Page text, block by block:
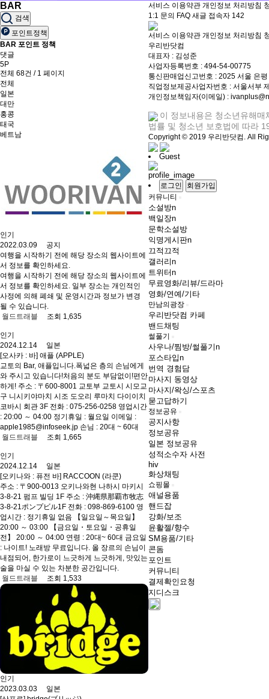
BAR
검색
포인트정책
BAR 포인트 정책
댓글
5P
전체 68건 / 1 페이지
전체
일본
대만
홍콩
태국
베트남
인기
2022.03.09 공지
여행을 시작하기 전에 해당 장소의 웹사이트에
서 정보를 확인하세요.
여행을 시작하기 전에 해당 장소의 웹사이트에
서 정보를 확인하세요. 일부 장소는 개인적인
사정에 의해 폐쇄 및 운영시간과 정보가 변경
될 수 있습니다.
월드트래블
조회 1,635
인기
2024.12.14 일본
[오사카 : 바] 애플 (APPLE)
교토의 Bar, 애플입니다.폭넓은 층의 손님에게
와 주시고 있습니다!처음의 분도 부담없이!편안
하게! 주소 : 〒600-8001 교토부 교토시 시모교
구 니시키야마치 시조 도오리 루마치 다이이치
코바시 회관 3F 전화 : 075-256-0258 영업시간
: 20:00 ～ 04:00 정기휴일 : 월요일 이메일 :
apple1985@infoseek.jp 손님 : 20대 ~ 60대
월드트래블
조회 1,665
인기
2024.12.14 일본
[오키나와 : 퓨전 바] RACCOON (라쿤)
주소 : 〒900-0013 오키나와현 나하시 마키시
3-8-21 펌프 빌딩 1F 주소 : 沖縄県那覇市牧志
3‐8‐21ポンプビル1F 전화 : 098-869-6100 영
업시간 : 정기휴일 없음 【일요일～목요일】
20:00 ～ 03:00 【금요일・토요일・공휴일
전】 20:00 ～ 04:00 연령 : 20대~ 60대 금요일
: 나이트! 노래방 무료입니다. 올 장르의 손님이
내점되어, 한가로이 느긋하게 느긋하게, 맛있는
술을 마실 수 있는 차분한 공간입니다.
월드트래블
조회 1,533
인기
2023.03.03 일본
서비스 이용약관 개인정보 처리방침
1:1 문의 FAQ 새글 접속자 142
서비스 이용약관 개인정보 처리방침
우리반닷컴
대표자 : 김성준
사업자등록번호 : 494-54-00775
통신판매업신고번호 : 2025 서울 은
직업정보제공사업자번호 : 서울서부
개인정보책임자(이메일) :
이 정보내용은 청소년유해
법률 및 청소년 보호법에 따라
Copyright © 2019 우리반닷컴. All
Guest
로그인
회원가입
커뮤니티
소설방n
백일장n
문학소설방
익명게시판n
끄적끄적
갤러리n
트위터n
무료영화/리뷰/드라마
영화/연예/기타
만남의광장
우리반닷컴 카페
밴드채팅
썰풀기
사우나/찜방/썰풀기n
포스타입n
번역 경험담
마사지 동영상
마사지/왁싱/스포츠
묻고답하기
정보공유
공지사항
정보공유
일본 정보공유
성적소수자 사전
hiv
화상채팅
쇼핑몰
애널용품
핸드잡
강화/보조
윤활젤/향수
SM용품/기타
콘돔
포인트
커뮤니티
결제확인요청
지디스크